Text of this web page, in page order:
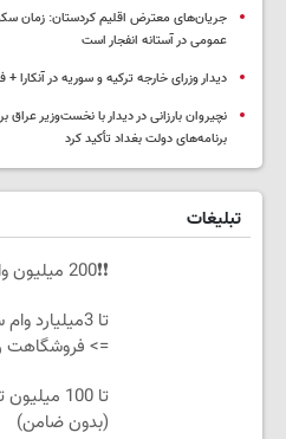
جریان‌های معترض اقلیم کردستان: زمان
عمومی در آستانه انفجار است
دیدار وزرای خارجه ترکیه و سوریه در آنکارا +
نچیروان بارزانی در دیدار با نخست‌وزیر عراق
برنامه‌های دولت بغداد تأکید کرد
تبلیغات
❗❗200 میلیون وام❗❗ فقط با احراز هویت
تا
=> فروشگاهت
تا 100
(بدون ضامن)